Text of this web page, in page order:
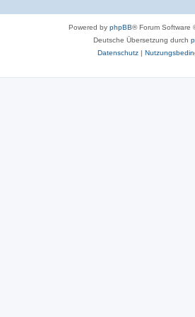
Powered by phpBB® Forum Software
Deutsche Übersetzung durch
Datenschutz|